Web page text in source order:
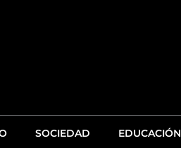
SOCIEDAD EDUCACIÓN